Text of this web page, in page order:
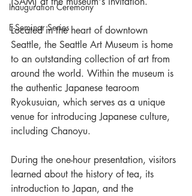
Inauguration Ceremony
E-Seminar Series
Located in the heart of downtown
Seattle, the Seattle Art Museum is home
to an outstanding collection of art from
around the world. Within the museum is
the authentic Japanese tearoom
Ryokusuian, which serves as a unique
venue for introducing Japanese culture,
including Chanoyu.
During the one-hour presentation, visitors
learned about the history of tea, its
introduction to Japan, and the